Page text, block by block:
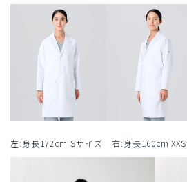
左:身長172cm Sサイズ 右:身長160cm XXS